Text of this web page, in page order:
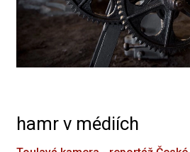
hamr v médiích